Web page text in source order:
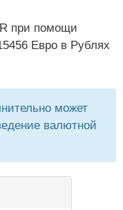
при помощи
Евро в Рублях
может
валютной